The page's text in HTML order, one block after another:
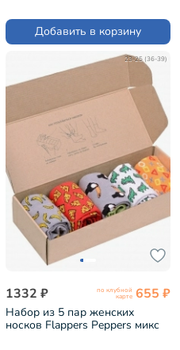
(PG-15D22-8)
Добавить в корзину
23-25 (36-39)
1332 ₽ по клубной
карте 655 ₽
Набор из 5 пар женских
носков Flappers Peppers микс